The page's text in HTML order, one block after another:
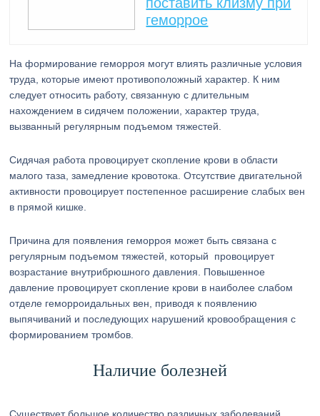
геморрое
На формирование геморроя могут влиять различные условия
труда, которые имеют противоположный характер. К ним
следует относить работу, связанную с длительным
нахождением в сидячем положении, характер труда,
вызванный регулярным подъемом тяжестей.
Сидячая работа провоцирует скопление крови в области
малого таза, замедление кровотока. Отсутствие двигательной
активности провоцирует постепенное расширение слабых вен
в прямой кишке.
Причина для появления геморроя может быть связана с
регулярным подъемом тяжестей, который провоцирует
возрастание внутрибрюшного давления. Повышенное
давление провоцирует скопление крови в наиболее слабом
отделе геморроидальных вен, приводя к появлению
выпячиваний и последующих нарушений кровообращения с
формированием тромбов.
Наличие болезней